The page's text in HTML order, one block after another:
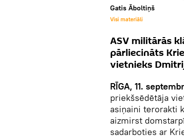
Gatis Āboltiņš
Visi materiāli
ASV militārās
pārliecināts
vietnieks
RĪGA, 11.
priekšsēdētāja
asiņaini terorakti
aizmirst
sadarboties ar